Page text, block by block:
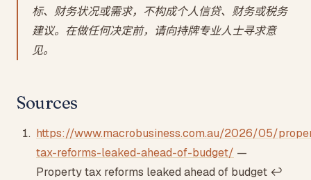
标、财务状况或需求，不构成个人信贷、财务或税务
建议。在做任何决定前，请向持牌专业人士寻求意
见。
Sources
Footnotes
https://www.macrobusiness.com.au/2026/05/
tax-reforms-leaked-ahead-of-budget/ —
Property tax reforms leaked ahead of budget ↩